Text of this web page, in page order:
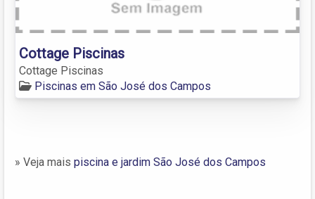
Cottage Piscinas
Cottage Piscinas
Piscinas em São José dos Campos
» Veja mais piscina e jardim São José dos Campos